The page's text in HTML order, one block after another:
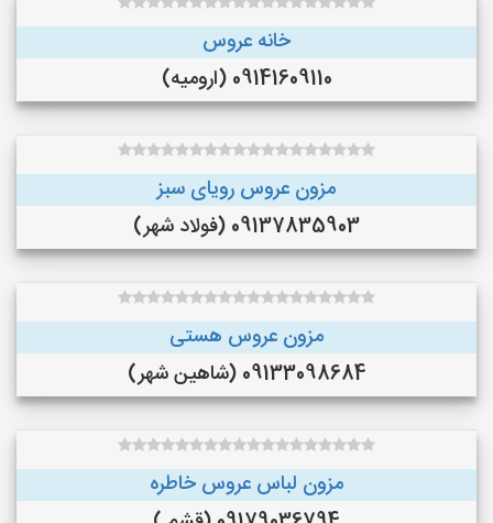
خانه عروس
09141609110 (ارومیه)
مزون عروس رویای سبز
09137835903 (فولاد شهر)
مزون عروس هستی
09133098684 (شاهین شهر)
مزون لباس عروس خاطره